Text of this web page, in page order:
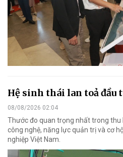
Hệ sinh thái lan toả đầu
08/08/2026 02:04
Thước đo quan trọng nhất trong thu
công nghệ, năng lực quản trị và cơ
nghiệp Việt Nam.